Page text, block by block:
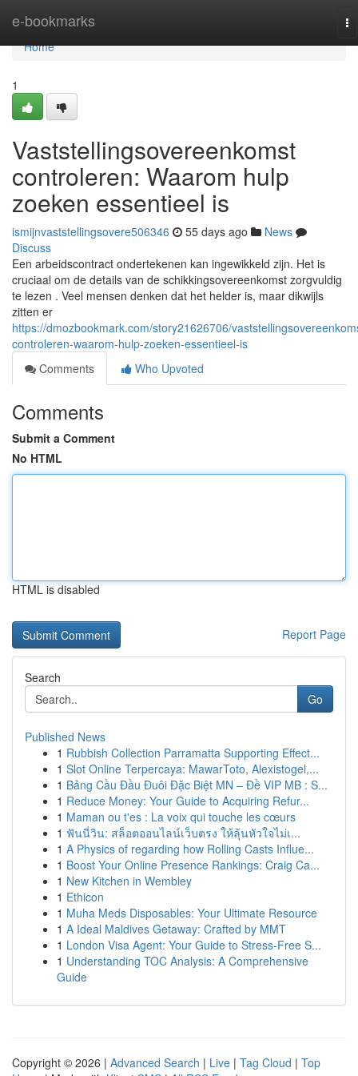
e-bookmarks
Home
Home
1
Vaststellingsovereenkomst
controleren: Waarom hulp
zoeken essentieel is
ismijnvaststellingsovere506346 55 days ago
News
Discuss
Een arbeidscontract ondertekenen kan ingewikkeld zijn. Het is
cruciaal om de details van de schikkingsovereenkomst zorgvuldig
te lezen . Veel mensen denken dat het helder is, maar dikwijls
zitten er
https://dmozbookmark.com/story21626706/
controleren-waarom-hulp-zoeken-essentieel-is
Comments
Who Upvoted
Comments
Submit a Comment
No HTML
HTML is disabled
Report Page
Search
Go
Published News
1 Rubbish Collection Parramatta Supporting Effect...
1 Slot Online Terpercaya: MawarToto, Alexistogel,...
1 Bảng Cầu Đầu Đuôi Đặc Biệt MN – Đề VIP MB : S...
1 Reduce Money: Your Guide to Acquiring Refur...
1 Maman ou t'es : La voix qui touche les cœurs
1 ฟันนี่วิน: สล็อตออนไลน์เว็บตรง ให้ลุ้นหัวใจไม่เ...
1 A Physics of regarding how Rolling Casts Influe...
1 Boost Your Online Presence Rankings: Craig Ca...
1 New Kitchen in Wembley
1 Ethicon
1 Muha Meds Disposables: Your Ultimate Resource
1 A Ideal Maldives Getaway: Crafted by MMT
1 London Visa Agent: Your Guide to Stress-Free S...
1 Understanding TOC Analysis: A Comprehensive
Guide
Copyright © 2026 | Advanced Search | Live | Tag Cloud | Top